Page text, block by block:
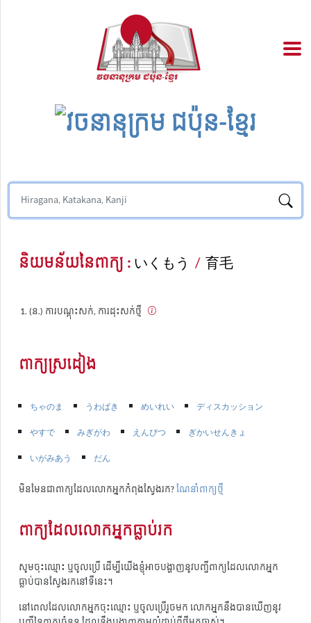
និយមន័យនៃពាក្យ :いくもう / 育毛
(ន.) ការបណ្តុះសក់, ការដុះសក់ថ្មី
ពាក្យស្រដៀង
ちゃのま うわばき めいれい
ディスカッション
やすで
みぎがわ えんぴつ
ぎかいせんきょ
いがみあう
だん
មិនមែនជាពាក្យដែលលោកអ្នកកំពុងស្វែងរក?ណែនាំពាក្យថ្មី
ពាក្យដែលលោកអ្នកធ្លាប់រក
សូមចុះឈ្មោះ ឬចូលប្រើ ដើម្បីយើងខ្ញុំអាចបង្ហាញនូវបញ្ជីពាក្យដែលលោកអ្នក
ធ្លាប់បានស្វែងរកនៅទីនេះ។
នៅពេលដែលលោកអ្នកចុះឈ្មោះ ឬចូលប្រើរួចមក លោកអ្នកនឹងបានឃើញនូវ